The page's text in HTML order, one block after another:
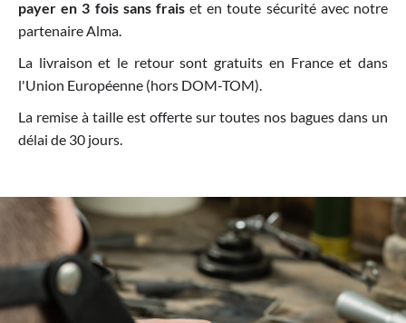
payer en 3 fois sans fraiset en toute sécurité avec notre
partenaire Alma.
La livraison et le retour sont gratuits en France et dans
l'Union Européenne (hors DOM-TOM).
La remise à taille est offerte sur toutes nos bagues dans un
délai de 30 jours.